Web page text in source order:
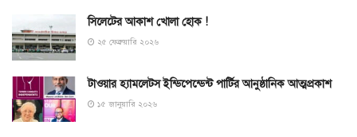
সিলেটের আকাশ খোলা হোক !
২৫ ফেব্রুয়ারি ২০২৬
টাওয়ার হ্যামলেটস ইন্ডিপেন্ডেন্ট পার্টির আনুষ্ঠানিক আত্মপ্রকাশ
১৫ জানুয়ারি ২০২৬